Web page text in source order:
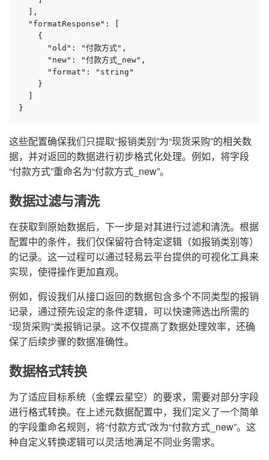
  ],
  "formatResponse": [
    {
      "old": "付款方式",
      "new": "付款方式_new",
      "format": "string"
    }
}
这些配置确保我们只提取“报销类别”为“现货采购”的相关数
据，并对返回的数据进行初步格式化处理。例如，将字段
“付款方式”重命名为“付款方式_new”。
数据过滤与清洗
在获取到原始数据后，下一步是对其进行过滤和清洗。根据
配置中的条件，我们仅保留符合特定逻辑（如报销类别等）
的记录。这一过程可以通过轻易云平台提供的可视化工具来
实现，使得操作更加直观。
例如，假设我们从接口返回的数据包含多个不同类型的报销
记录，通过预先设定的条件逻辑，可以快速筛选出所需的
“现货采购”类报销记录。这不仅提高了数据处理效率，还确
保了后续步骤的数据准确性。
数据格式转换
为了适应目标系统（金蝶云星空）的要求，需要对部分字段
进行格式转换。在上述元数据配置中，我们定义了一个简单
的字段重命名规则，将“付款方式”改为“付款方式_new”。这
种自定义转换逻辑可以灵活地满足不同业务需求。